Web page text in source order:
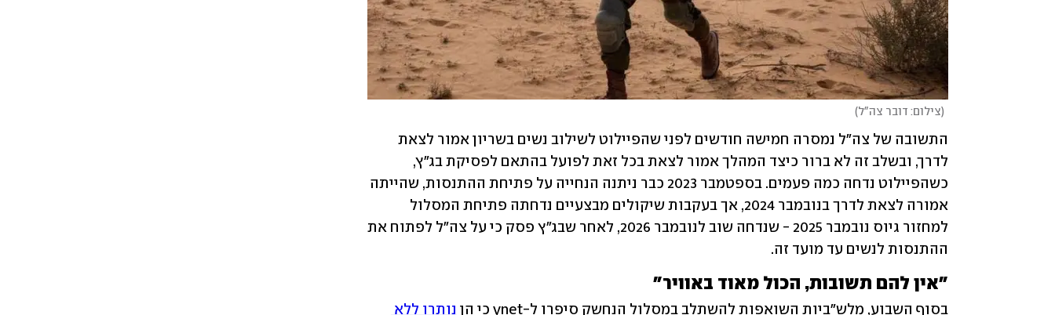
(צילום: דובר צה"ל)
ההתנסות לנשים עד מועד זה.
"אין להם תשובות, הכול מאוד באוויר"
בסוף השבוע, מלש"ביות השואפות להשתלב במסלול הנחשק סיפרו ל-ynet כי הן